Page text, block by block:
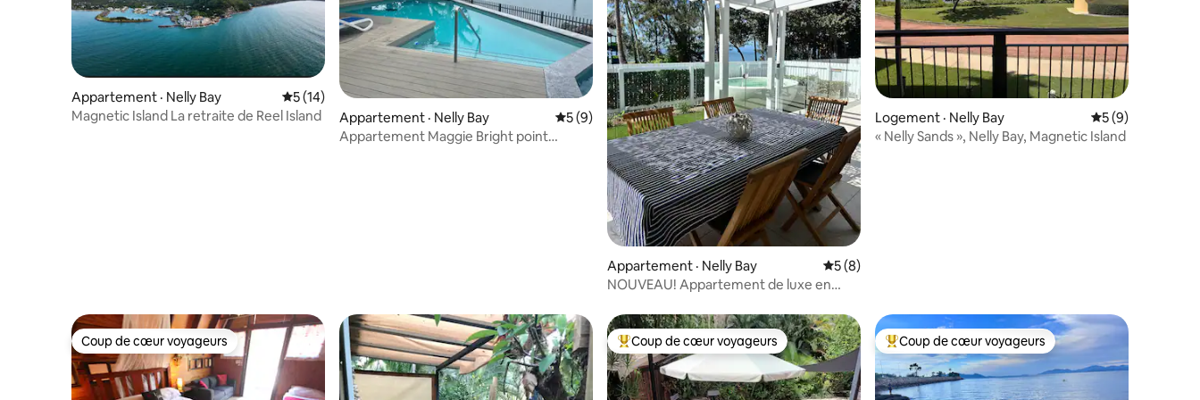
Appartement · Nelly Bay Note moyenne de 5 sur 5, 14 commentaires
5 (14)
Magnetic Island La retraite de Reel Island
Appartement · Nelly Bay Note moyenne de 5 sur 5, 9 commentaires
5 (9)
Appartement Maggie Bright point
Appartement · Nelly Bay Note moyenne de 5 sur 5, 8 commentaires
5 (8)
NOUVEAU! Appartement de luxe en
Logement · Nelly Bay Note moyenne
5 (9)
« Nelly Sands », Nelly Bay, Magnetic Island
Coup de cœur voyageurs
Coup de cœur voyageurs Coup de cœur voyageurs parmi les plus aimés
Coup de cœur voyageurs Coup de cœur voyageurs parmi les plus aimés
Coup de cœur voyageurs